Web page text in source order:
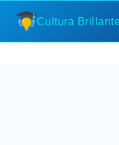
Saltar
contenido
Cultura Brillante